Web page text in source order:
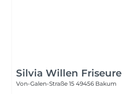
Silvia Willen Friseure
Von-Galen-Straße 15 49456 Bakum